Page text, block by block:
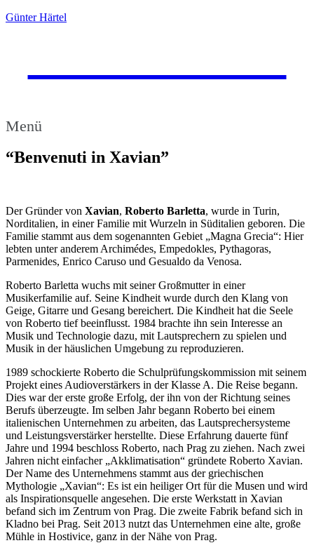
Günter Härtel
Menü
“Benvenuti in Xavian”
Der Gründer von Xavian, Roberto Barletta, wurde in Turin,
Norditalien, in einer Familie mit Wurzeln in Süditalien geboren. Die
Familie stammt aus dem sogenannten Gebiet „Magna Grecia“: Hier
lebten unter anderem Archimédes, Empedokles, Pythagoras,
Parmenides, Enrico Caruso und Gesualdo da Venosa.
Roberto Barletta wuchs mit seiner Großmutter in einer
Musikerfamilie auf. Seine Kindheit wurde durch den Klang von
Geige, Gitarre und Gesang bereichert. Die Kindheit hat die Seele
von Roberto tief beeinflusst. 1984 brachte ihn sein Interesse an
Musik und Technologie dazu, mit Lautsprechern zu spielen und
Musik in der häuslichen Umgebung zu reproduzieren.
1989 schockierte Roberto die Schulprüfungskommission mit seinem
Projekt eines Audioverstärkers in der Klasse A. Die Reise begann.
Dies war der erste große Erfolg, der ihn von der Richtung seines
Berufs überzeugte. Im selben Jahr begann Roberto bei einem
italienischen Unternehmen zu arbeiten, das Lautsprechersysteme
und Leistungsverstärker herstellte. Diese Erfahrung dauerte fünf
Jahre und 1994 beschloss Roberto, nach Prag zu ziehen. Nach zwei
Jahren nicht einfacher „Akklimatisation“ gründete Roberto Xavian.
Der Name des Unternehmens stammt aus der griechischen
Mythologie „Xavian“: Es ist ein heiliger Ort für die Musen und wird
als Inspirationsquelle angesehen. Die erste Werkstatt in Xavian
befand sich im Zentrum von Prag. Die zweite Fabrik befand sich in
Kladno bei Prag. Seit 2013 nutzt das Unternehmen eine alte, große
Mühle in Hostivice, ganz in der Nähe von Prag.